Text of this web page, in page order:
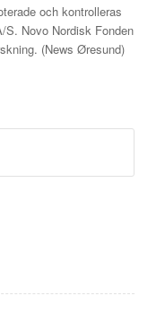
och kontrolleras
S. Novo Nordisk Fonden
(News Øresund)